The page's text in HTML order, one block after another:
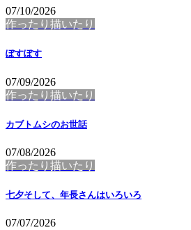
07/10/2026
作ったり描いたり
ぽすぽす
07/09/2026
作ったり描いたり
カブトムシのお世話
07/08/2026
作ったり描いたり
七夕そして、年長さんはいろいろ
07/07/2026